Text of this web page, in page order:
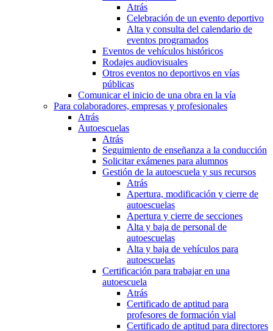
Atrás
Celebración de un evento deportivo
Alta y consulta del calendario de
eventos programados
Eventos de vehículos históricos
Rodajes audiovisuales
Otros eventos no deportivos en vías
públicas
Comunicar el inicio de una obra en la vía
Para colaboradores, empresas y profesionales
Atrás
Autoescuelas
Atrás
Seguimiento de enseñanza a la conducción
Solicitar exámenes para alumnos
Gestión de la autoescuela y sus recursos
Atrás
Apertura, modificación y cierre de
autoescuelas
Apertura y cierre de secciones
Alta y baja de personal de
autoescuelas
Alta y baja de vehículos para
autoescuelas
Certificación para trabajar en una
autoescuela
Atrás
Certificado de aptitud para
profesores de formación vial
Certificado de aptitud para directores